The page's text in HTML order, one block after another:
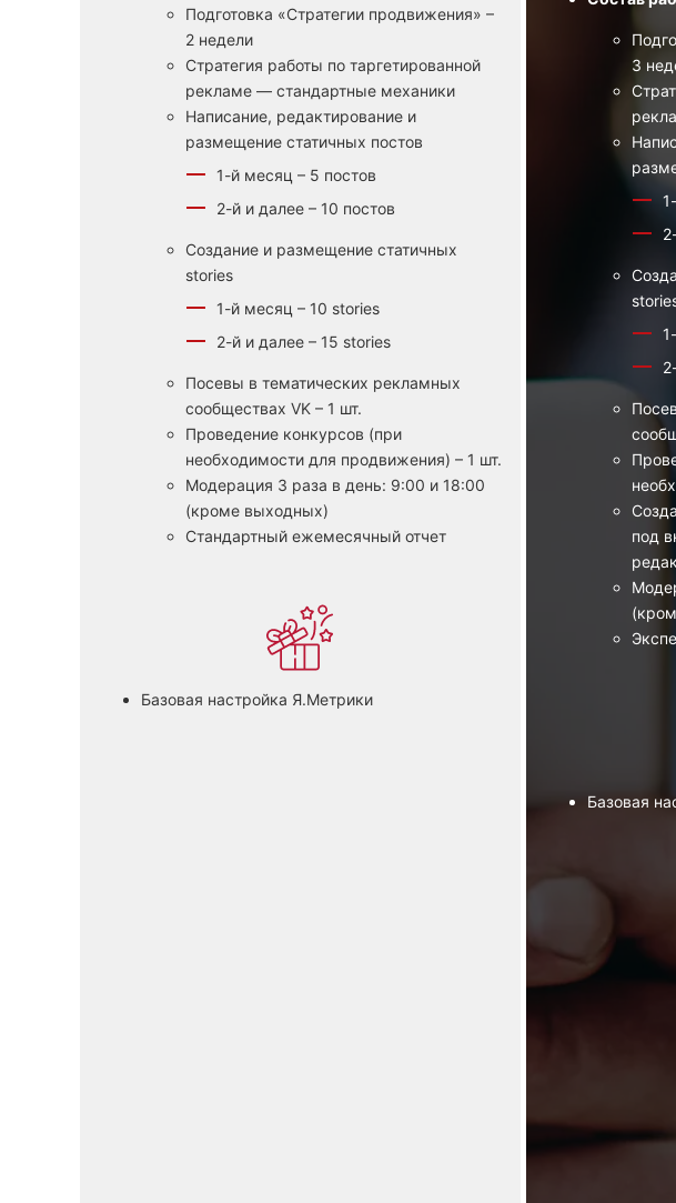
Подготовка «Стратегии продвижения» –
2 недели
Стратегия работы по таргетированной
рекламе — стандартные механики
Написание, редактирование и
размещение статичных постов
1-й месяц – 5 постов
2-й и далее – 10 постов
Создание и размещение статичных
stories
1-й месяц – 10 stories
2-й и далее – 15 stories
Посевы в тематических рекламных
сообществах VK – 1 шт.
Проведение конкурсов (при
необходимости для продвижения) – 1 шт.
Модерация 3 раза в день: 9:00 и 18:00
(кроме выходных)
Стандартный ежемесячный отчет
Базовая настройка Я.Метрики
3
под
Базовая